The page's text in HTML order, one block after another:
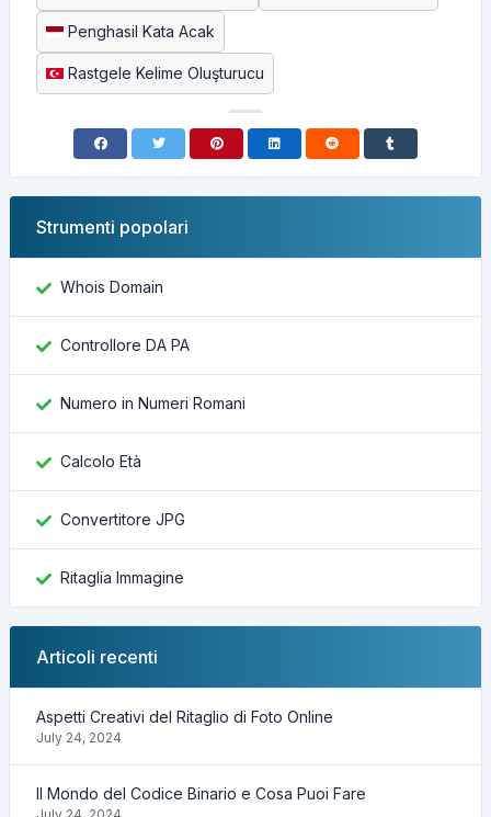
Penghasil Kata Acak
Rastgele Kelime Oluşturucu
Strumenti popolari
Whois Domain
Controllore DA PA
Numero in Numeri Romani
Calcolo Età
Convertitore JPG
Ritaglia Immagine
Articoli recenti
Aspetti Creativi del Ritaglio di Foto Online
July 24, 2024
Il Mondo del Codice Binario e Cosa Puoi Fare